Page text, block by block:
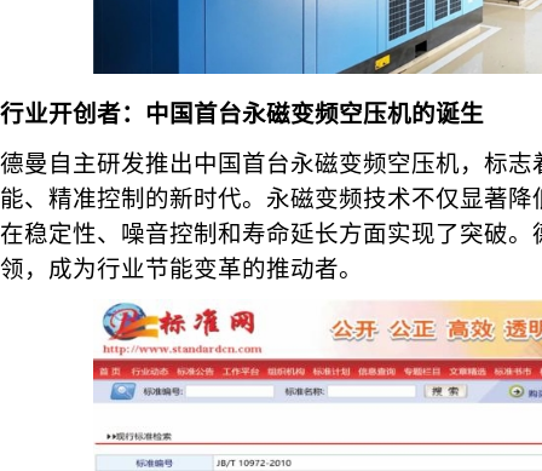
行业开创者：中国首台永磁变频空压机的诞生
德曼自主研发推出中国首台永磁变频空压机，标
能、精准控制的新时代。永磁变频技术不仅显著
在稳定性、噪音控制和寿命延长方面实现了突破。
领，成为行业节能变革的推动者。